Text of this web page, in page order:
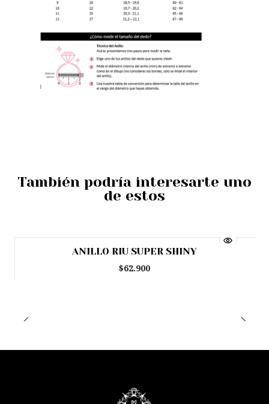
También podría interesarte uno
de estos
ANILLO RIU SUPER SHINY
$62.900